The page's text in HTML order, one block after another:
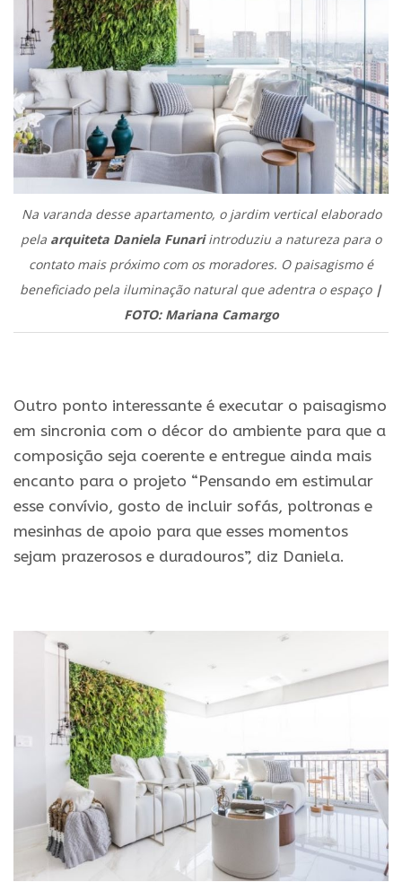
Na varanda desse apartamento, o jardim vertical elaborado
pela arquiteta Daniela Funariintroduziu a natureza para o
contato mais próximo com os moradores. O paisagismo é
beneficiado pela iluminação natural que adentra o espaço |
FOTO: Mariana Camargo
Outro ponto interessante é executar o paisagismo
em sincronia com o décor do ambiente para que a
composição seja coerente e entregue ainda mais
encanto para o projeto “Pensando em estimular
esse convívio, gosto de incluir sofás, poltronas e
mesinhas de apoio para que esses momentos
sejam prazerosos e duradouros”, diz Daniela.